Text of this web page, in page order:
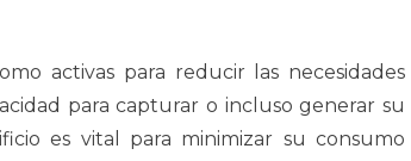
activas para reducir las necesidades
para capturar o incluso generar su
es vital para minimizar su consumo